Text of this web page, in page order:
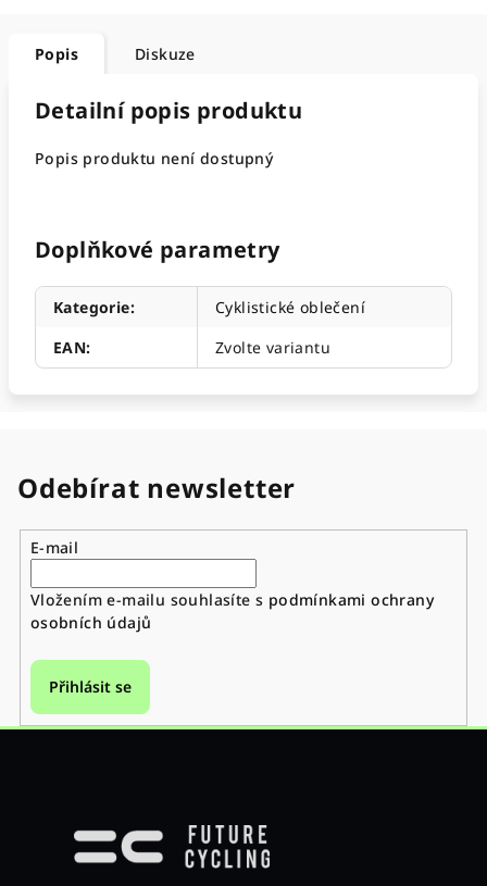
Popis Diskuze
Detailní popis produktu
Popis produktu není dostupný
Doplňkové parametry
Kategorie:
Cyklistické oblečení
EAN: Zvolte variantu
Odebírat newsletter
E-mail
Vložením e-mailu souhlasíte s podmínkami ochrany
osobních údajů
Přihlásit se